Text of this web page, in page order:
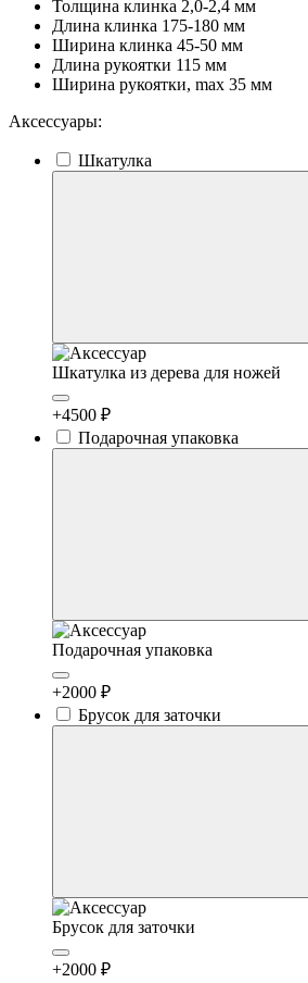
Толщина клинка 2,0-2,4 мм
Длина клинка 175-180 мм
Ширина клинка 45-50 мм
Длина рукоятки 115 мм
Ширина рукоятки, max 35 мм
Аксессуары:
Шкатулка
Шкатулка из дерева для ножей
+4500 ₽
Подарочная упаковка
Подарочная упаковка
+2000 ₽
Брусок для заточки
Брусок для заточки
+2000 ₽